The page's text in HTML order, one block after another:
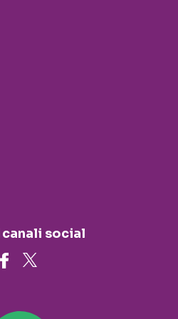
social